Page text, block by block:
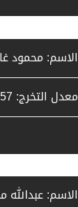
الاسم: محمود
معدل التخرج: 73.57
الاسم: